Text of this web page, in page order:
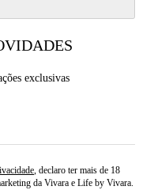
exclusivas
, declaro ter mais de 18
da Vivara e Life by Vivara.